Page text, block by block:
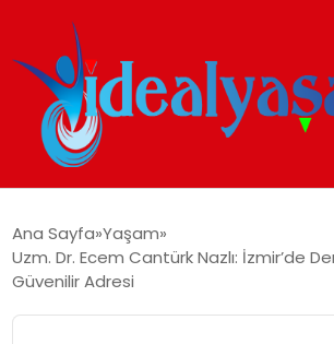
GÜNDEM
Ana Sayfa Yaşam
Uzm. Dr. Ecem Cantürk Nazlı: İzmir’de
Güvenilir Adresi